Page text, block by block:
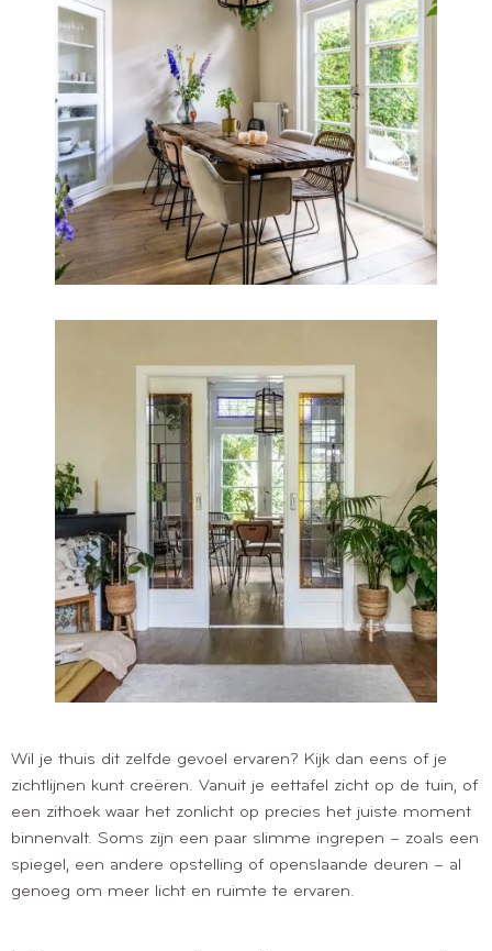
Wil je thuis dit zelfde gevoel ervaren? Kijk dan eens of je
zichtlijnen kunt creëren. Vanuit je eettafel zicht op de tuin, of
een zithoek waar het zonlicht op precies het juiste moment
binnenvalt. Soms zijn een paar slimme ingrepen – zoals een
spiegel, een andere opstelling of openslaande deuren – al
genoeg om meer licht en ruimte te ervaren.